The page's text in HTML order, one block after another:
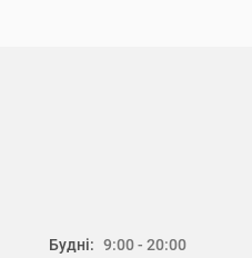
Будні: 9:00 - 20:00